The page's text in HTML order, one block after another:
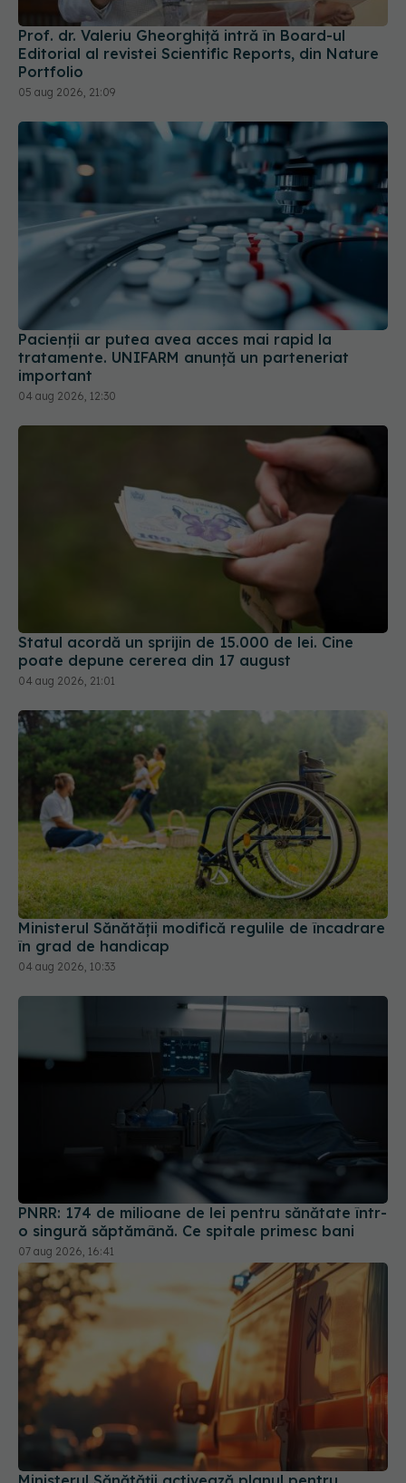
Editorial al revistei Scientific Reports, din Nature
Portfolio
05 aug 2026, 21:09
Pacienții ar putea avea acces mai rapid la
tratamente. UNIFARM anunță un parteneriat
important
04 aug 2026, 12:30
Statul acordă un sprijin de 15.000 de lei. Cine
poate depune cererea din 17 august
04 aug 2026, 21:01
Ministerul Sănătății modifică regulile de încadrare
în grad de handicap
04 aug 2026, 10:33
PNRR: 174 de milioane de lei pentru sănătate într-
o singură săptămână. Ce spitale primesc bani
07 aug 2026, 16:41
Ministerul Sănătății activează planul pentru
caniculă. Măsuri speciale în spitale și recomandări
pentru populație